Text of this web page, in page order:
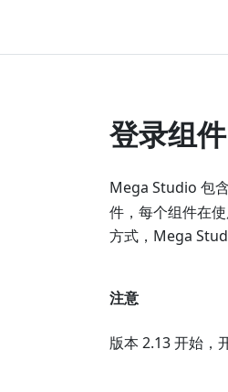
登录组件
Mega Studio 包
件，每个组件在
方式，Mega
注意
版本 2.13 开始，